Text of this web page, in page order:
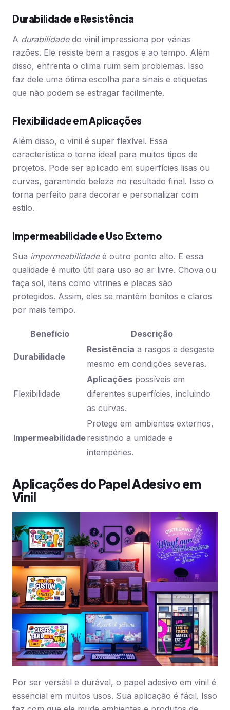
Durabilidade e Resistência
A durabilidadedo vinil impressiona por várias
razões. Ele resiste bem a rasgos e ao tempo. Além
disso, enfrenta o clima ruim sem problemas. Isso
faz dele uma ótima escolha para sinais e etiquetas
que não podem se estragar facilmente.
Flexibilidade em Aplicações
Além disso, o vinil é super flexível. Essa
característica o torna ideal para muitos tipos de
projetos. Pode ser aplicado em superfícies lisas ou
curvas, garantindo beleza no resultado final. Isso o
torna perfeito para decorar e personalizar com
estilo.
Impermeabilidade e Uso Externo
Sua impermeabilidadeé outro ponto alto. E essa
qualidade é muito útil para uso ao ar livre. Chova ou
faça sol, itens como vitrines e placas são
protegidos. Assim, eles se mantêm bonitos e claros
por mais tempo.
Benefício Descrição
Durabilidade
Resistência a rasgos e desgaste
mesmo em condições severas.
Flexibilidade
Aplicações possíveis em
diferentes superfícies, incluindo
as curvas.
Impermeabilidade
Protege em ambientes externos,
resistindo a umidade e
intempéries.
Aplicações do Papel Adesivo em
Vinil
Por ser versátil e durável, o papel adesivo em vinil é
essencial em muitos usos. Sua aplicação é fácil. Isso